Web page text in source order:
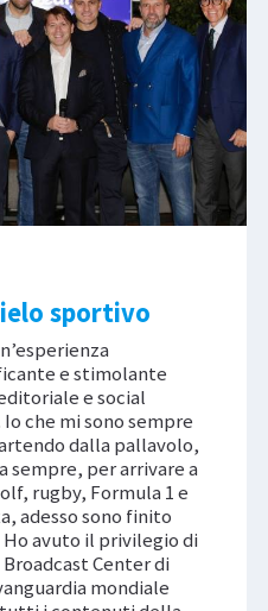
sportivo
e stimolante
e social
che mi sono sempre
dalla pallavolo,
sempre, per arrivare a
rugby, Formula 1 e
adesso sono finito
avuto il privilegio di
Center di
mondiale